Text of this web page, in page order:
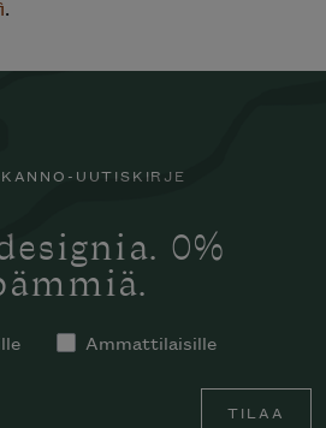
.
UUTISKIRJE
0%
Ammattilaisille
TILAA